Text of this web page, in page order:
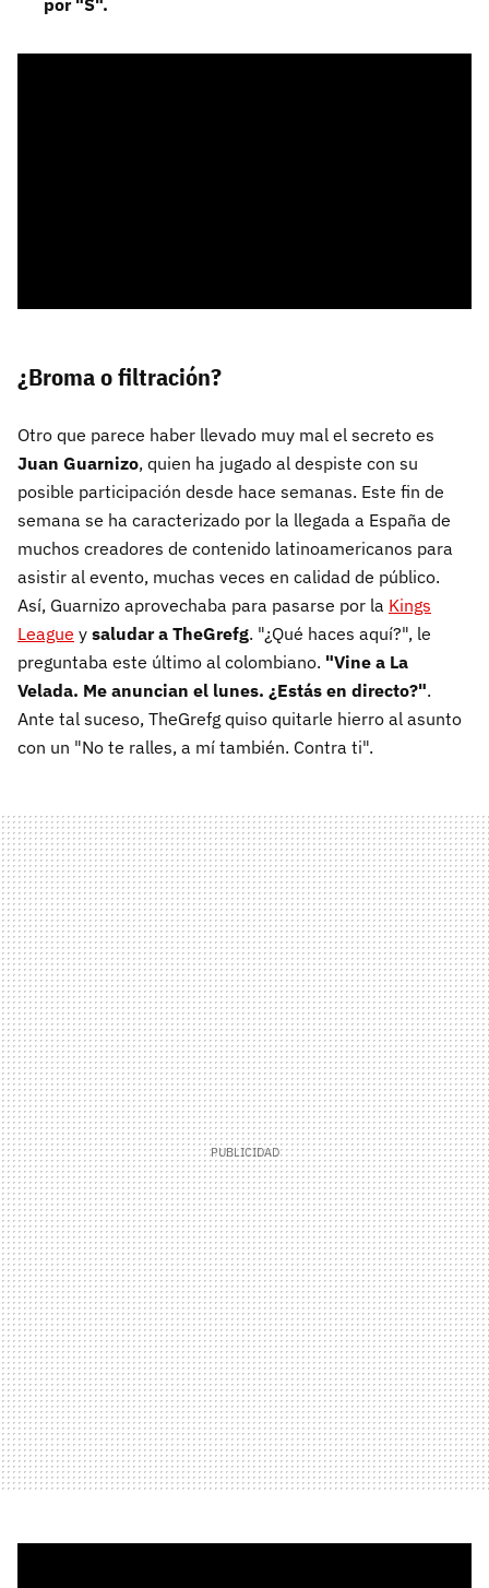
por "S".
¿Broma o filtración?
Otro que parece haber llevado muy mal el secreto es
Juan Guarnizo, quien ha jugado al despiste con su
posible participación desde hace semanas. Este fin de
semana se ha caracterizado por la llegada a España de
muchos creadores de contenido latinoamericanos para
asistir al evento, muchas veces en calidad de público.
Así, Guarnizo aprovechaba para pasarse por la Kings
League y saludar a TheGrefg. "¿Qué haces aquí?", le
preguntaba este último al colombiano. "Vine a La
Velada. Me anuncian el lunes. ¿Estás en directo?".
Ante tal suceso, TheGrefg quiso quitarle hierro al asunto
con un "No te ralles, a mí también. Contra ti".